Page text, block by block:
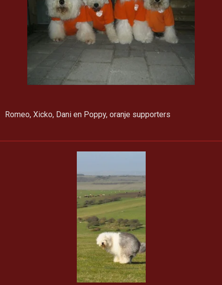
Romeo, Xicko, Dani en Poppy, oranje supporters